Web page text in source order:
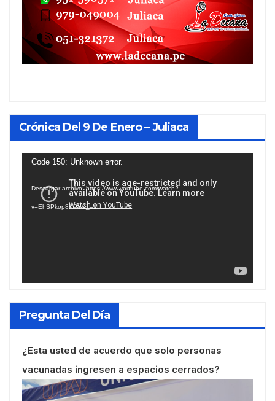
Crónica Del 9 De Enero – Juliaca
Reproductor
vídeo
Code 150: Unknown error.
Descargar archivo: https://www.youtube.com/watch?
v=EhSPkop8KPY&_=1
Pregunta Del Día
¿Esta usted de acuerdo que solo personas
vacunadas ingresen a espacios cerrados?